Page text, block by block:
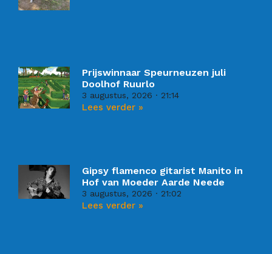
Prijswinnaar Speurneuzen juli
Doolhof Ruurlo
3 augustus, 2026 21:14
Lees verder »
Gipsy flamenco gitarist Manito in
Hof van Moeder Aarde Neede
3 augustus, 2026 21:02
Lees verder »